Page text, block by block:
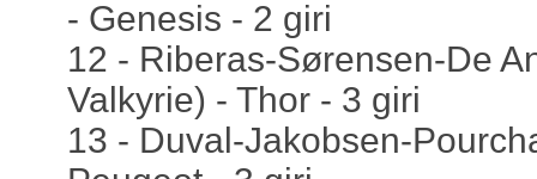
- Genesis - 2 giri
12 - Riberas-Sørensen-De
Valkyrie) - Thor - 3 giri
13 - Duval-Jakobsen-